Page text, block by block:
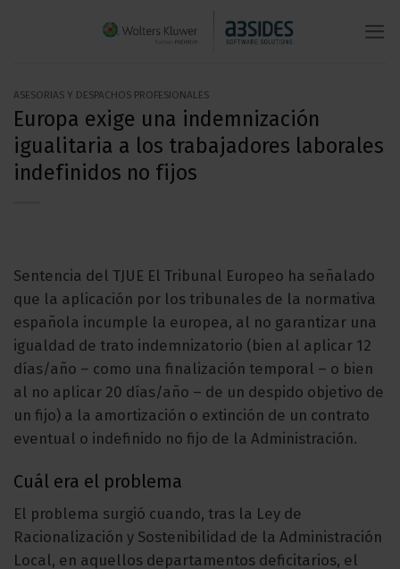
ASESORIAS Y DESPACHOS PROFESIONALES
Europa exige una indemnización
igualitaria a los trabajadores laborales
indefinidos no fijos
Sentencia del TJUE El Tribunal Europeo ha señalado
que la aplicación por los tribunales de la normativa
española incumple la europea, al no garantizar una
igualdad de trato indemnizatorio (bien al aplicar 12
días/año – como una finalización temporal – o bien
al no aplicar 20 días/año – de un despido objetivo de
un fijo) a la amortización o extinción de un contrato
eventual o indefinido no fijo de la Administración.
Cuál era el problema
El problema surgió cuando, tras la Ley de
Racionalización y Sostenibilidad de la Administración
Local, en aquellos departamentos deficitarios, el